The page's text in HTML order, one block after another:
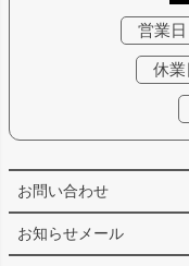
お問い合わせ
お知らせメール
営業
休業